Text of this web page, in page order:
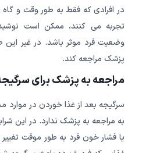
در افرادی که فقط به طور وقت و
تجربه می کنند، ممکن است
وضعیت فرد موثر باشد. در غیر این
پزشک مراجعه کند.
مراجعه به پزشک برای
سرگیجه بعد از غذا خوردن در موارد
به مراجعه به پزشک ندارد. در این
یا فشار خون فرد به طور موقت تغییر